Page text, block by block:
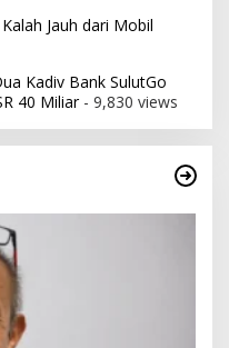
Jauh dari Mobil
Kadiv Bank SulutGo
40 Miliar- 9,830 views